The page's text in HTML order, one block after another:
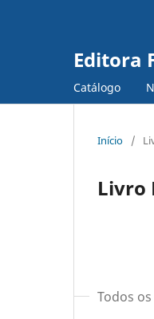
Editora
Catálogo
Início /
Livro
Todos